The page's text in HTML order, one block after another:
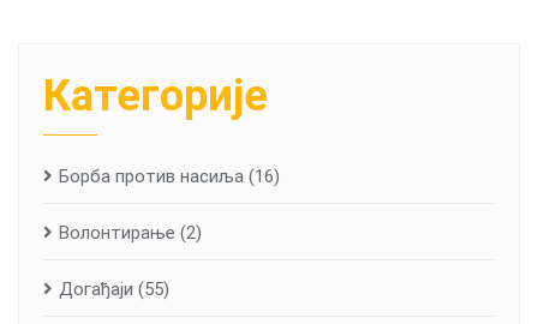
Категорије
Борба против насиља (16)
Волонтирање (2)
Догађаји (55)